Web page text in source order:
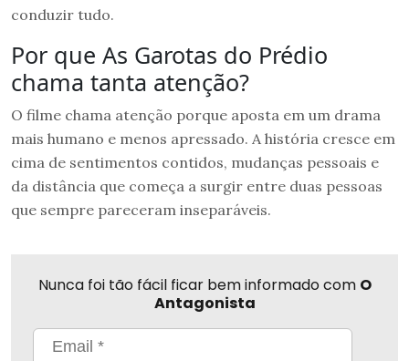
conduzir tudo.
Por que As Garotas do Prédio
chama tanta atenção?
O filme chama atenção porque aposta em um drama
mais humano e menos apressado. A história cresce em
cima de sentimentos contidos, mudanças pessoais e
da distância que começa a surgir entre duas pessoas
que sempre pareceram inseparáveis.
Nunca foi tão fácil ficar bem informado com O
Antagonista